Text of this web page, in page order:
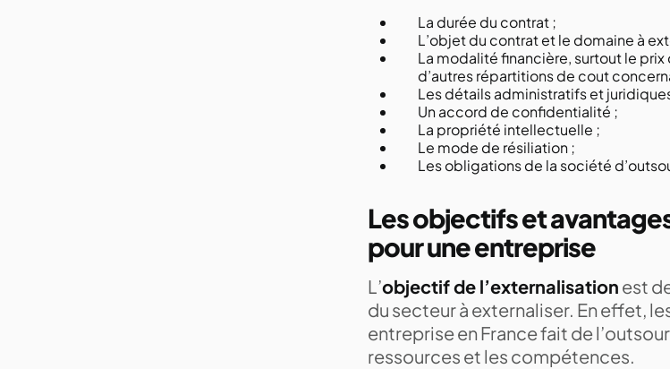
La durée du contrat ;
L’objet du contrat et le domaine à
La modalité financière, surtout le
d’autres répartitions de cout
Les détails administratifs et
Un accord de confidentialité ;
La propriété intellectuelle ;
Le mode de résiliation ;
Les obligations de la société
Les objectifs et
pour une entreprise
L’objectif de l’externalisation est
du secteur à externaliser. En effet,
entreprise en France fait de
ressources et les compétences.